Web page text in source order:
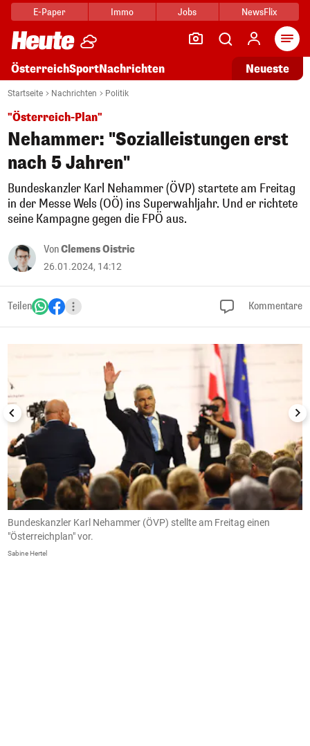
E-Paper Immo Jobs NewsFlix
ÖsterreichSportNachrichten Neueste
Startseite Nachrichten Politik
"Österreich-Plan"
Nehammer: "Sozialleistungen erst
nach 5 Jahren"
Bundeskanzler Karl Nehammer (ÖVP) startete am Freitag
in der Messe Wels (OÖ) ins Superwahljahr. Und er richtete
seine Kampagne gegen die FPÖ aus.
VonClemens Oistric
26.01.2024, 14:12
Teilen Kommentare
Bundeskanzler Karl Nehammer (ÖVP) stellte am Freitag einen
"Österreichplan" vor.
Sabine Hertel